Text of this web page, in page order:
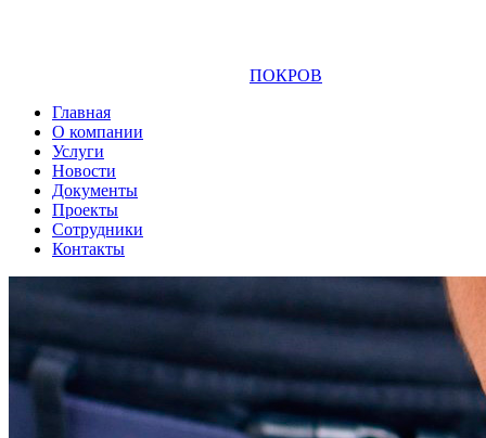
ПОКРОВ
Главная
О компании
Услуги
Новости
Документы
Проекты
Сотрудники
Контакты